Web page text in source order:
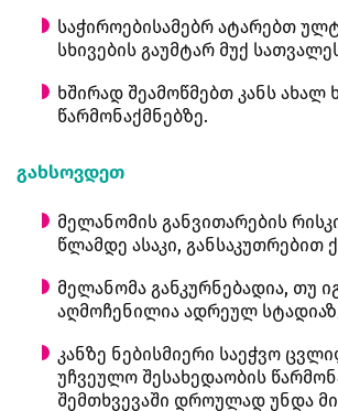
საჭიროებისამებრ ატარებთ
სხივების გაუმტარ მუქ
ხშირად შეამოწმებთ კანს ახალ
წარმონაქმნებზე.
გახსოვდეთ
მელანომის განვითარების
წლამდე ასაკი, განსაკუთრებით
მელანომა განკურნებადია, თუ
აღმოჩენილია ადრეულ
კანზე ნებისმიერი საეჭვო
უჩვეულო შესახედაობის
შემთხვევაში დროულად უნდა